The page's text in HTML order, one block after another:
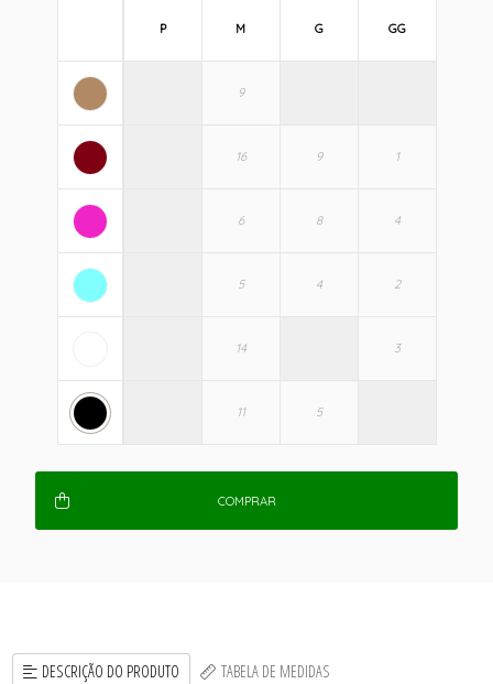
P M G GG
COMPRAR
DESCRIÇÃO DO PRODUTO TABELA DE MEDIDAS